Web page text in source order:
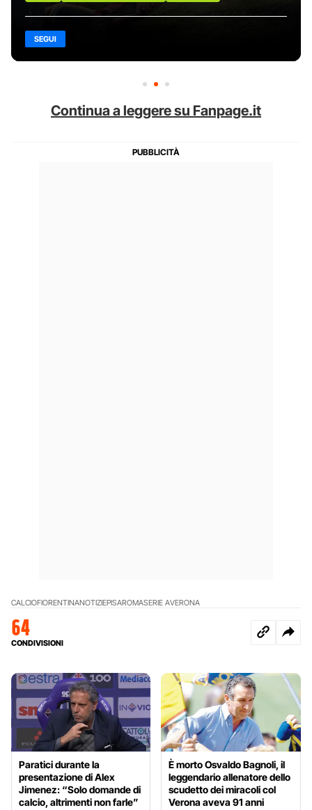
SEGUI
Continua a leggere su Fanpage.it
CALCIOFIORENTINANOTIZIEPISAROMASERIE AVERONA
64
CONDIVISIONI
Paratici durante la
presentazione di Alex
Jimenez: “Solo domande di
calcio, altrimenti non farle”
È morto Osvaldo Bagnoli, il
leggendario allenatore dello
scudetto dei miracoli col
Verona aveva 91 anni